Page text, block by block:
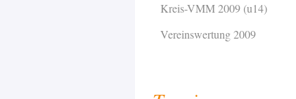
Kreis-VMM 2009 (u14)
Vereinswertung 2009